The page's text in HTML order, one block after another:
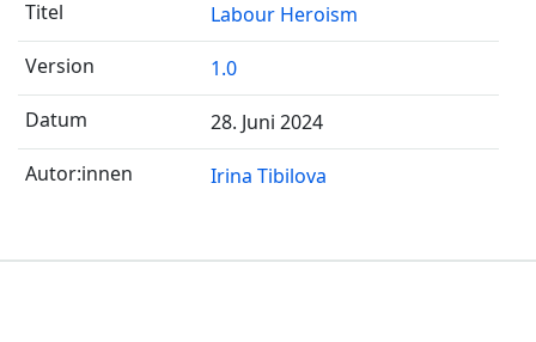
Labour Heroism
1.0
28. Juni 2024
Irina Tibilova